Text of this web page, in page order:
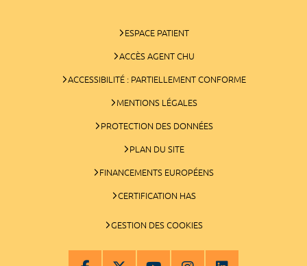
ESPACE PATIENT
ACCÈS AGENT CHU
ACCESSIBILITÉ : PARTIELLEMENT CONFORME
MENTIONS LÉGALES
PROTECTION DES DONNÉES
PLAN DU SITE
FINANCEMENTS EUROPÉENS
CERTIFICATION HAS
GESTION DES COOKIES